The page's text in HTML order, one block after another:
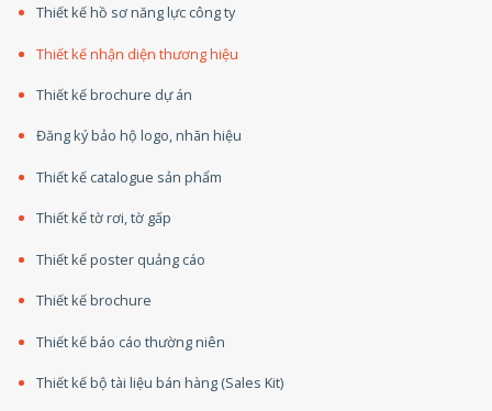
Thiết kế hồ sơ năng lực công ty
Thiết kế nhận diện thương hiệu
Thiết kế brochure dự án
Đăng ký bảo hộ logo, nhãn hiệu
Thiết kế catalogue sản phẩm
Thiết kế tờ rơi, tờ gấp
Thiết kế poster quảng cáo
Thiết kế brochure
Thiết kế báo cáo thường niên
Thiết kế bộ tài liệu bán hàng (Sales Kit)